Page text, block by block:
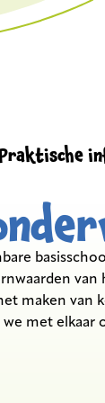
van
maken van
met elkaar